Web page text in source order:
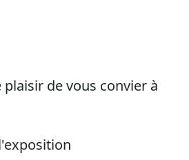
plaisir de vous convier à